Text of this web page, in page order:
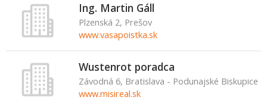
Ing. Martin Gáll
Plzenská 2, Prešov
www.vasapoistka.sk
Wustenrot poradca
Závodná 6, Bratislava - Podunajské Biskupice
www.misireal.sk